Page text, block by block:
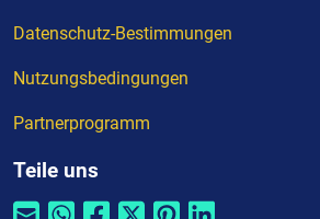
Datenschutz-Bestimmungen
Nutzungsbedingungen
Partnerprogramm
Teile uns